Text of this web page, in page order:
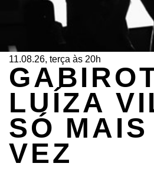
11.08.26, terça às 20h
LUÍZA
SÓ
VEZ